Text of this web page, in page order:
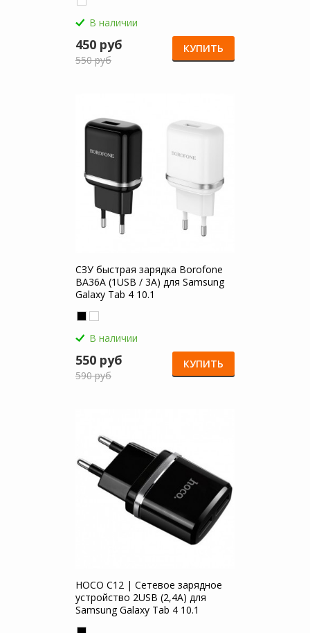
В наличии
450 руб
550 руб
КУПИТЬ
СЗУ быстрая зарядка Borofone
BA36A (1USB / 3A) для Samsung
Galaxy Tab 4 10.1
В наличии
550 руб
590 руб
КУПИТЬ
HOCO C12 | Сетевое зарядное
устройство 2USB (2,4А) для
Samsung Galaxy Tab 4 10.1